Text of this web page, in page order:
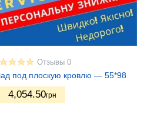
Отзывы 0
под плоскую кровлю — 55*98
4,054.50грн